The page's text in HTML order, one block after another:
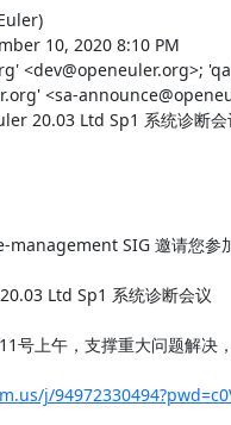
10, 2020 8:10 PM
<dev@openeuler.org>;
<sa-
20.03 Ltd Sp1 系统诊断会
SIG 邀请您参
Ltd Sp1 系统诊断会议
号上午，支撑重大问题解决
j/